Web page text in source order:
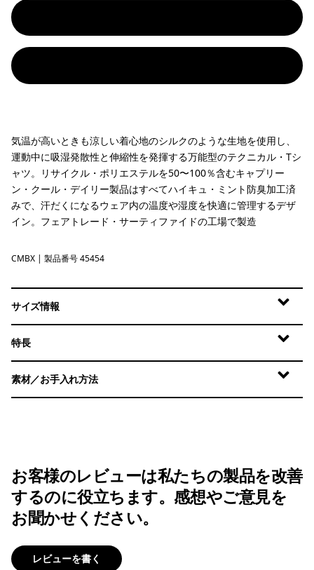
気温が高いときも涼しい着心地のシルクのような生地を使用し、
運動中に吸湿発散性と伸縮性を発揮する万能型のテクニカル・Tシ
ャツ。リサイクル・ポリエステルを50〜100％含むキャプリー
ン・クール・デイリー製品はすべてハイキュ・ミント防臭加工済
みで、汗だくになるウェア内の温度や湿度を快適に管理するデザ
イン。フェアトレード・サーティファイドの工場で製造
Clement Blue - Light Clement Blue X-Dye
CMBX | 製品番号 45454
サイズ情報
特長
素材／お手入れ方法
お客様のレビューは私たちの製品を改善
するのに役立ちます。感想やご意見を
お聞かせください。
レビューを書く